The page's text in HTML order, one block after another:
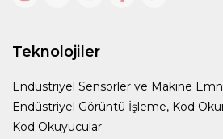
Teknolojiler
Endüstriyel Sensörler ve Makine
Endüstriyel Görüntü İşleme, Kod
Kod Okuyucular